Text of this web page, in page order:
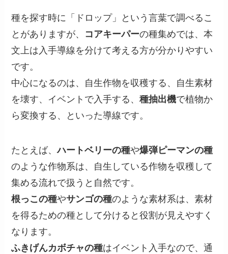
種を探す時に「ドロップ」という言葉で調べるこ
とがありますが、 コアキーパーの種集めでは、本
文上は入手導線を分けて考える方が分かりやすい
です。
中心になるのは、自生作物を収穫する、自生素材
を壊す、イベントで入手する、種抽出機で植物か
ら変換する、といった導線です。
たとえば、ハートベリーの種や爆弾ピーマンの種
のような作物系は、自生している作物を収穫して
集める流れで扱うと自然です。
根っこの種やサンゴの種のような素材系は、素材
を得るための種として分けると役割が見えやすく
なります。
ふきげんカボチャの種はイベント入手なので、通